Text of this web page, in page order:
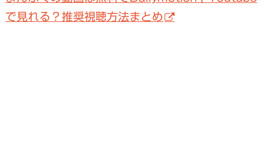
で見れる？推奨視聴方法まとめ